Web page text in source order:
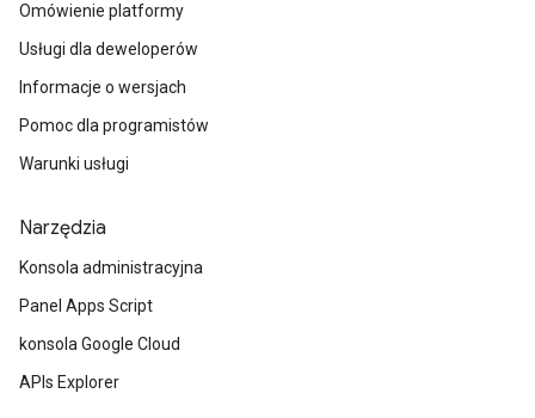
Omówienie platformy
Usługi dla deweloperów
Informacje o wersjach
Pomoc dla programistów
Warunki usługi
Narzędzia
Konsola administracyjna
Panel Apps Script
konsola Google Cloud
APIs Explorer